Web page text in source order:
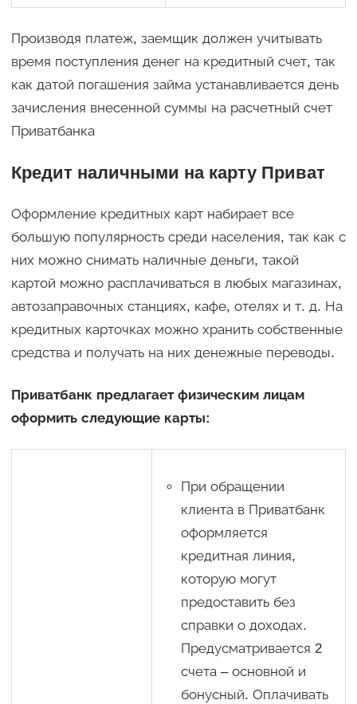
Производя платеж, заемщик должен учитывать
время поступления денег на кредитный счет, так
как датой погашения займа устанавливается день
зачисления внесенной суммы на расчетный счет
Приватбанка
Кредит наличными на карту Приват
Оформление кредитных карт набирает все
большую популярность среди населения, так как с
них можно снимать наличные деньги, такой
картой можно расплачиваться в любых магазинах,
автозаправочных станциях, кафе, отелях и т. д. На
кредитных карточках можно хранить собственные
средства и получать на них денежные переводы.
Приватбанк предлагает физическим лицам
оформить следующие карты:
При обращении
клиента в Приватбанк
оформляется
кредитная линия,
которую могут
предоставить без
справки о доходах.
Предусматривается 2
счета – основной и
бонусный. Оплачивать